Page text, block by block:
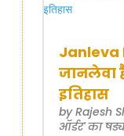
Janleva
जानलेवा
इतिहास
byRajesh
ऑर्डर' का